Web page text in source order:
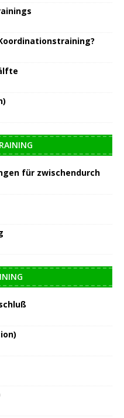
für zwischendurch